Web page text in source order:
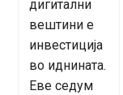
дигитални
вештини е
инвестиција
во иднината.
Еве седум